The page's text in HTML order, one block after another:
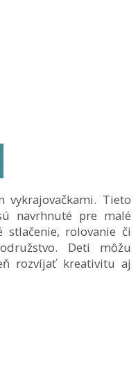
Tieto
navrhnuté pre malé
stlačenie, rolovanie či
Deti môžu
rozvíjať kreativitu aj